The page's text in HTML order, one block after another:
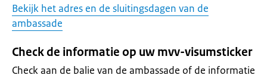
Bekijk het adres en de sluitingsdagen van de
ambassade
Check de informatie op uw mvv-visumsticker
Check aan de balie van de ambassade of de informatie